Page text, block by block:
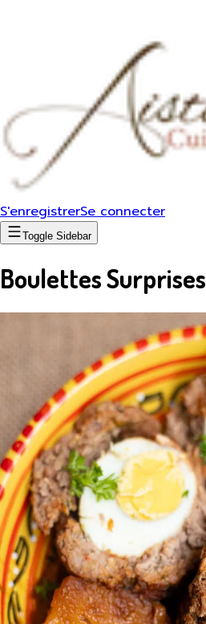
S'enregistrerSe connecter
Toggle Sidebar
Boulettes Surprises